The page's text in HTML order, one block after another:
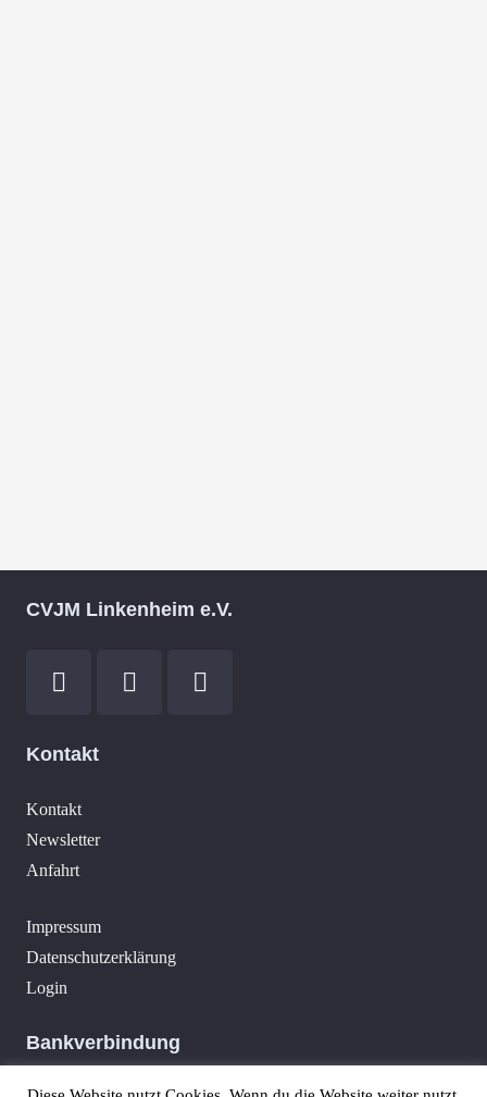
CVJM Linkenheim e.V.
Kontakt
Kontakt
Newsletter
Anfahrt
Impressum
Datenschutzerklärung
Login
Bankverbindung